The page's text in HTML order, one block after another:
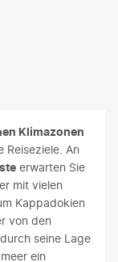
Klimazonen
An
erwarten Sie
mit vielen
Kappadokien
von den
durch seine Lage
ein